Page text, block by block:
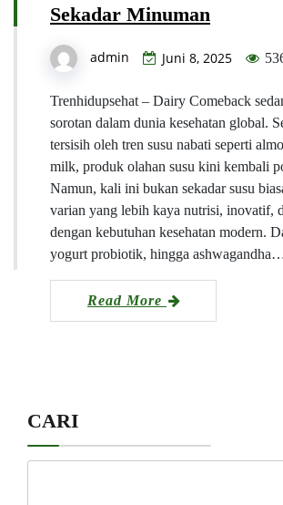
Sekadar Minuman
admin Juni 8, 2025
Trenhidupsehat – Dairy Comeback
sorotan dalam dunia kesehatan global.
tersisih oleh tren susu nabati seperti
milk, produk olahan susu kini kembali
Namun, kali ini bukan sekadar susu
varian yang lebih kaya nutrisi, inovatif,
dengan kebutuhan kesehatan modern.
yogurt probiotik, hingga
Read More
CARI